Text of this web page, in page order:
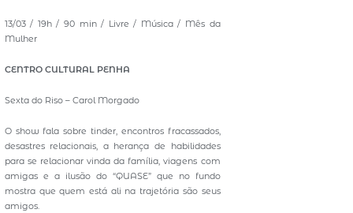
13/03 / 19h / 90 min / Livre / Música / Mês da
Mulher
CENTRO CULTURAL PENHA
Sexta do Riso – Carol Morgado
O show fala sobre tinder, encontros fracassados,
desastres relacionais, a herança de habilidades
para se relacionar vinda da família, viagens com
amigas e a ilusão do “QUASE” que no fundo
mostra que quem está ali na trajetória são seus
amigos.